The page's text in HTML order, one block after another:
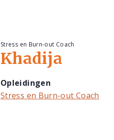
Stress en Burn-out Coach
Khadija
Opleidingen
Stress en Burn-out Coach